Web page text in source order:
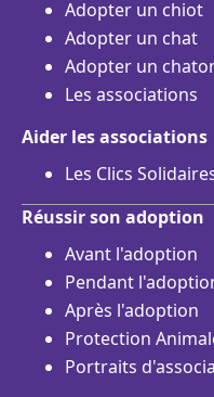
Adopter un chiot
Adopter un chat
Adopter un
Les associations
Aider les associations
Les Clics
Réussir son adoption
Avant l'adoption
Pendant
Après l'adoption
Protection
Portraits